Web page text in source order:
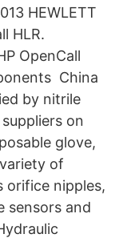
HEWLETT
HLR.
OpenCall
China
by nitrile
on
glove,
of
orifice nipples,
sensors and